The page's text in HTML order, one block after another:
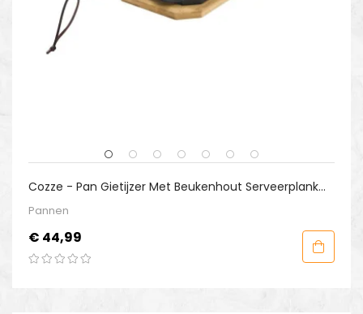
Cozze - Pan Gietijzer Met Beukenhout Serveerplank
16,5 Cm
Pannen
Prijs
€ 44,99